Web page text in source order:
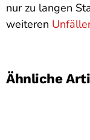
nur zu langen
weiteren
Ähnliche